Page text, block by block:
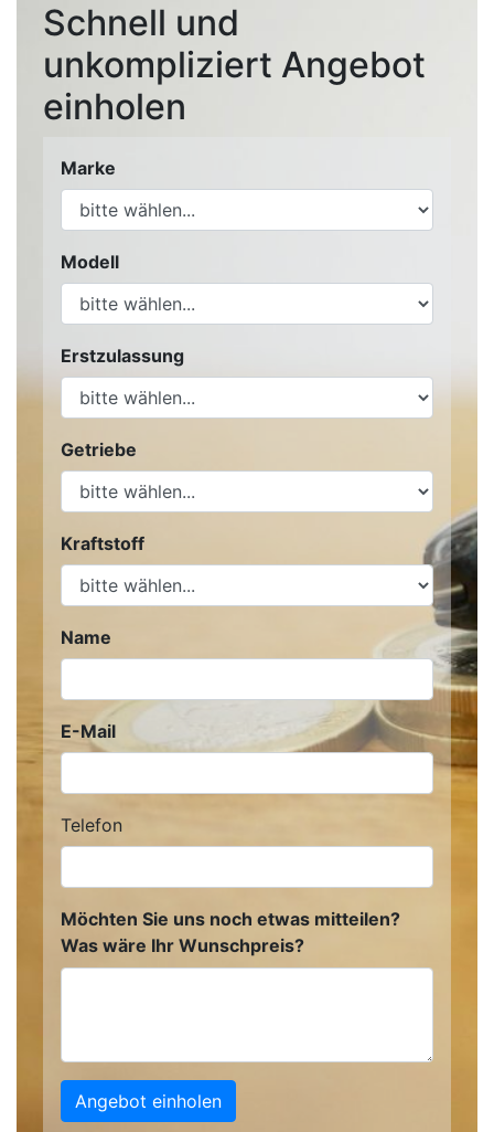
Schnell und
unkompliziert Angebot
einholen
Marke
Modell
Erstzulassung
Getriebe
Kraftstoff
Name
E-Mail
Telefon
Möchten Sie uns noch etwas mitteilen?
Was wäre Ihr Wunschpreis?
Angebot einholen